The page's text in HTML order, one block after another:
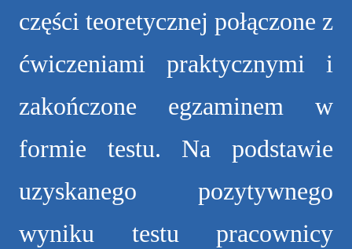
części teoretycznej połączone z
ćwiczeniami praktycznymi i
zakończone egzaminem w
formie testu. Na podstawie
uzyskanego pozytywnego
wyniku testu pracownicy